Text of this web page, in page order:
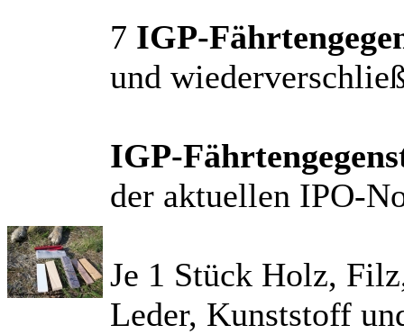
7 IGP-
und
IGP-
der aktuellen IPO-
Je 1 Stück Holz,
Leder, Kunststoff